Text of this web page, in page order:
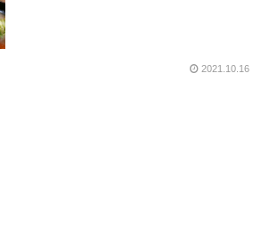
2021.10.16